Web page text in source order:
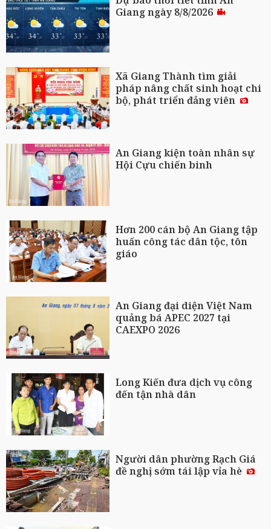
Giang ngày 8/8/2026
Xã Giang Thành tìm giải
pháp nâng chất sinh hoạt chi
bộ, phát triển đảng viên
An Giang kiện toàn nhân sự
Hội Cựu chiến binh
Hơn 200 cán bộ An Giang tập
huấn công tác dân tộc, tôn
giáo
An Giang đại diện Việt Nam
quảng bá APEC 2027 tại
CAEXPO 2026
Long Kiến đưa dịch vụ công
đến tận nhà dân
Người dân phường Rạch Giá
đề nghị sớm tái lập vỉa hè